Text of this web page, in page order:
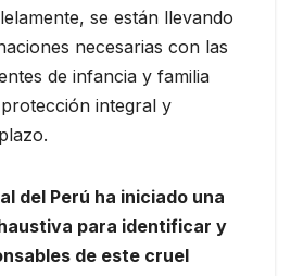
se están llevando
necesarias con las
de infancia y familia
integral y
del Perú ha iniciado una
para identificar y
de este cruel